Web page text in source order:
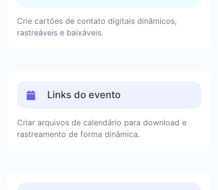
Crie cartões de contato digitais dinâmicos,
rastreáveis e baixáveis.
Links do evento
Criar arquivos de calendário para download e
rastreamento de forma dinâmica.